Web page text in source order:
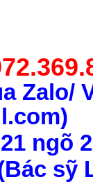
Zalo/
ngõ
sỹ